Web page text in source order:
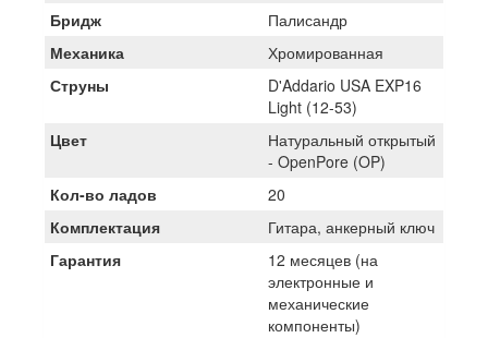
Бридж
Палисандр
Механика
Хромированная
Струны
D'Addario USA EXP16
Light (12-53)
Цвет
Натуральный открытый
- OpenPore (OP)
Кол-во ладов
20
Комплектация
Гитара, анкерный ключ
Гарантия
12 месяцев (на
электронные и
механические
компоненты)